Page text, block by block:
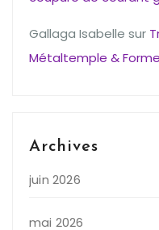
Gallaga Isabelle sur
Métaltemple &
Archives
juin 2026
mai 2026